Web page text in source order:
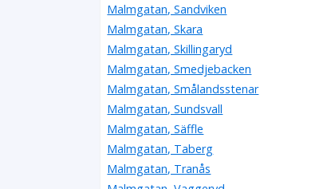
Malmgatan, Sandviken
Malmgatan, Skara
Malmgatan, Skillingaryd
Malmgatan, Smedjebacken
Malmgatan, Smålandsstenar
Malmgatan, Sundsvall
Malmgatan, Säffle
Malmgatan, Taberg
Malmgatan, Tranås